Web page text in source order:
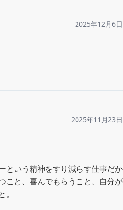
2025年12月6日
2025年11月23日
という精神をすり減らす仕事だか
こと、喜んでもらうこと、自分が